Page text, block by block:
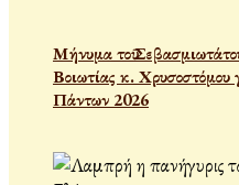
Μήνυμα τοῦ
Βοιωτίας κ.
Πάντων 2026